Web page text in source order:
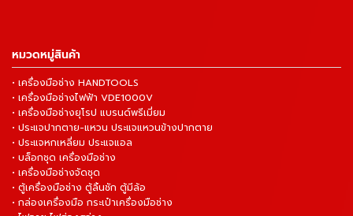
หมวดหมู่สินค้า
• เครื่องมือช่าง HANDTOOLS
• เครื่องมือช่างไฟฟ้า VDE1000V
• เครื่องมือช่างยุโรป แบรนด์พรีเมี่ยม
• ประแจปากตาย-แหวน ประแจแหวนข้างปากตาย
• ประแจหกเหลี่ยม ประแจแอล
• บล็อกชุด เครื่องมือช่าง
• เครื่องมือช่างจัดชุด
• ตู้เครื่องมือช่าง ตู้ลิ้นชัก ตู้มีล้อ
• กล่องเครื่องมือ กระเป๋าเครื่องมือช่าง